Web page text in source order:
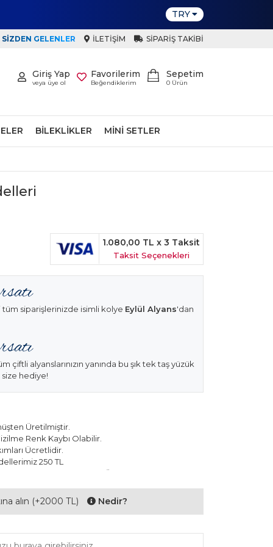
TRY
SIZDEN GELENLER İLETIŞIM SIPARIŞ TAKIBI
Sepetim
0 Ürün
Favorilerim
Beğendiklerim
Giriş Yap
veya üye ol
BILEKLIKLER MINI SETLER
1.080,00 TL x 3 Taksit
Taksit Seçenekleri
tüm siparişlerinizde isimli kolye Eylül Alyans'dan
çiftli alyanslarınızın yanında bu şık tek taş yüzük
hediye!
Üretilmiştir.
Renk Kaybı Olabilir.
Ücretlidir.
250 TL
150 TL Sabit Ücret ile Hareket
alın (+2000 TL) Nedir?